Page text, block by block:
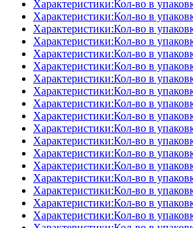
Характеристики:Кол-во в
Характеристики:Кол-во в
Характеристики:Кол-во в
Характеристики:Кол-во в
Характеристики:Кол-во в
Характеристики:Кол-во в
Характеристики:Кол-во в
Характеристики:Кол-во в
Характеристики:Кол-во в
Характеристики:Кол-во в
Характеристики:Кол-во в
Характеристики:Кол-во в
Характеристики:Кол-во в
Характеристики:Кол-во в
Характеристики:Кол-во в
Характеристики:Кол-во в
Характеристики:Кол-во в
Характеристики:Кол-во в